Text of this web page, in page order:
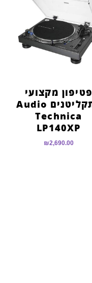
פטיפון מקצועי
לתקליטנים Audio
Technica
LP140XP
₪2,690.00